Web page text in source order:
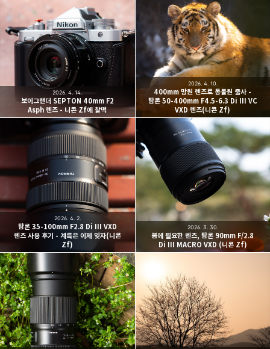
보이그랜더 SEPTON 40mm F2
Asph 렌즈 - 니콘 Zf에 찰떡
2026. 4. 14.
400mm 망원 렌즈로 동물원 출사 -
탐론 50-400mm F4.5-6.3 Di III VC
VXD 렌즈(니콘 Zf)
2026. 4. 10.
탐론 35-100mm F2.8 Di III VXD
렌즈 사용 후기 - 계륵은 이제 잊자(니콘
Zf)
2026. 4. 2.
봄에 필요한 렌즈, 탐론 90mm F/2.8
Di III MACRO VXD (니콘 Zf)
2026. 3. 30.